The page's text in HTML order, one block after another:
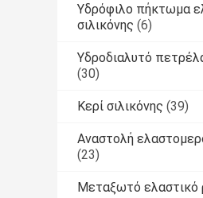
Υδρόφιλο πήκτωμα
σιλικόνης (6)
Υδροδιαλυτό
(30)
Κερί σιλικόνης (39)
Αναστολή
(23)
Μεταξωτό ελαστικό